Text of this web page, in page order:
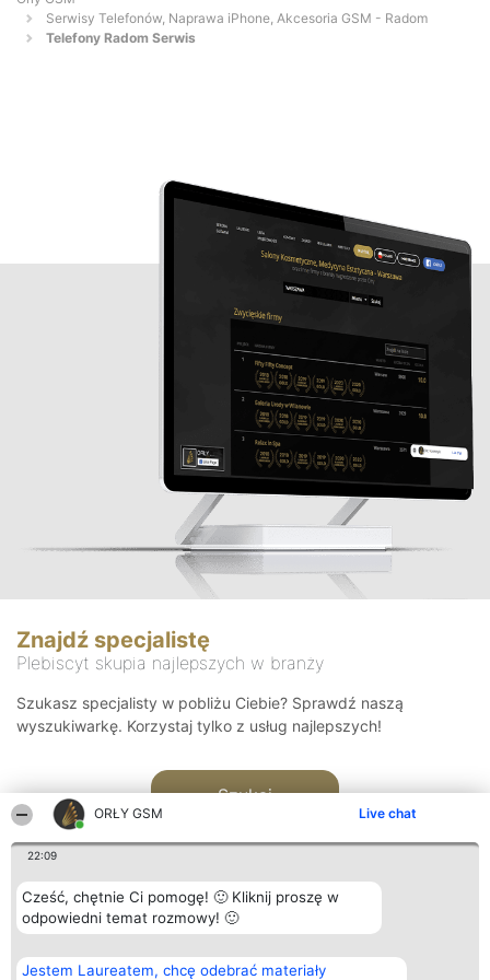
ORŁY GSM Live chat
22:09
Cześć, chętnie Ci pomogę! 🙂 Kliknij proszę w
odpowiedni temat rozmowy! 🙂
Jestem Laureatem, chcę odebrać materiały
Serwisy Telefonów, Naprawa iPhone, Akcesoria GSM - Radom
Telefony Radom Serwis
Znajdź specjalistę
Plebiscyt skupia najlepszych w branży
Szukasz specjalisty w pobliżu Ciebie? Sprawdź naszą
wyszukiwarkę. Korzystaj tylko z usług najlepszych!
Szukaj
Organizator plebiscytu
Bright Side Solutions sp. z o.
Plebiscyt
Laureaci
Kontakt
Kontakt